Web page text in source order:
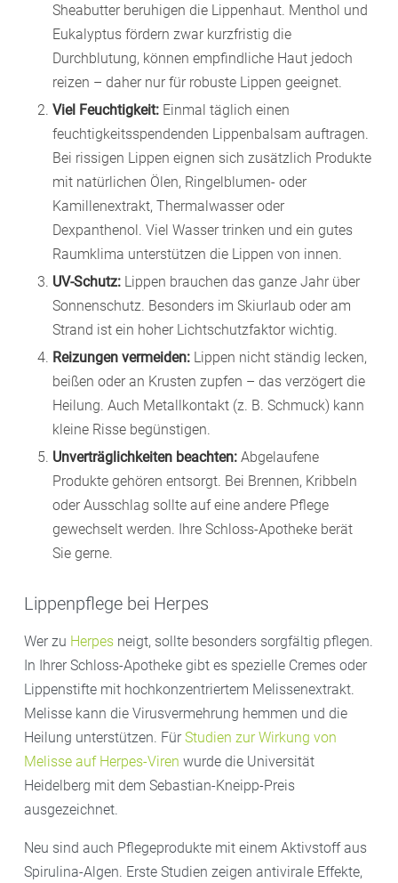
Sheabutter beruhigen die Lippenhaut. Menthol und
Eukalyptus fördern zwar kurzfristig die
Durchblutung, können empfindliche Haut jedoch
reizen – daher nur für robuste Lippen geeignet.
Viel Feuchtigkeit: Einmal täglich einen
feuchtigkeitsspendenden Lippenbalsam auftragen.
Bei rissigen Lippen eignen sich zusätzlich Produkte
mit natürlichen Ölen, Ringelblumen- oder
Kamillenextrakt, Thermalwasser oder
Dexpanthenol. Viel Wasser trinken und ein gutes
Raumklima unterstützen die Lippen von innen.
UV-Schutz: Lippen brauchen das ganze Jahr über
Sonnenschutz. Besonders im Skiurlaub oder am
Strand ist ein hoher Lichtschutzfaktor wichtig.
Reizungen vermeiden: Lippen nicht ständig lecken,
beißen oder an Krusten zupfen – das verzögert die
Heilung. Auch Metallkontakt (z. B. Schmuck) kann
kleine Risse begünstigen.
Unverträglichkeiten beachten: Abgelaufene
Produkte gehören entsorgt. Bei Brennen, Kribbeln
oder Ausschlag sollte auf eine andere Pflege
gewechselt werden. Ihre Schloss-Apotheke berät
Sie gerne.
Lippenpflege bei Herpes
Wer zu Herpes neigt, sollte besonders sorgfältig pflegen.
In Ihrer Schloss-Apotheke gibt es spezielle Cremes oder
Lippenstifte mit hochkonzentriertem Melissenextrakt.
Melisse kann die Virusvermehrung hemmen und die
Heilung unterstützen. Für Studien zur Wirkung von
Melisse auf Herpes-Viren wurde die Universität
Heidelberg mit dem Sebastian-Kneipp-Preis
ausgezeichnet.
Neu sind auch Pflegeprodukte mit einem Aktivstoff aus
Spirulina-Algen. Erste Studien zeigen antivirale Effekte,